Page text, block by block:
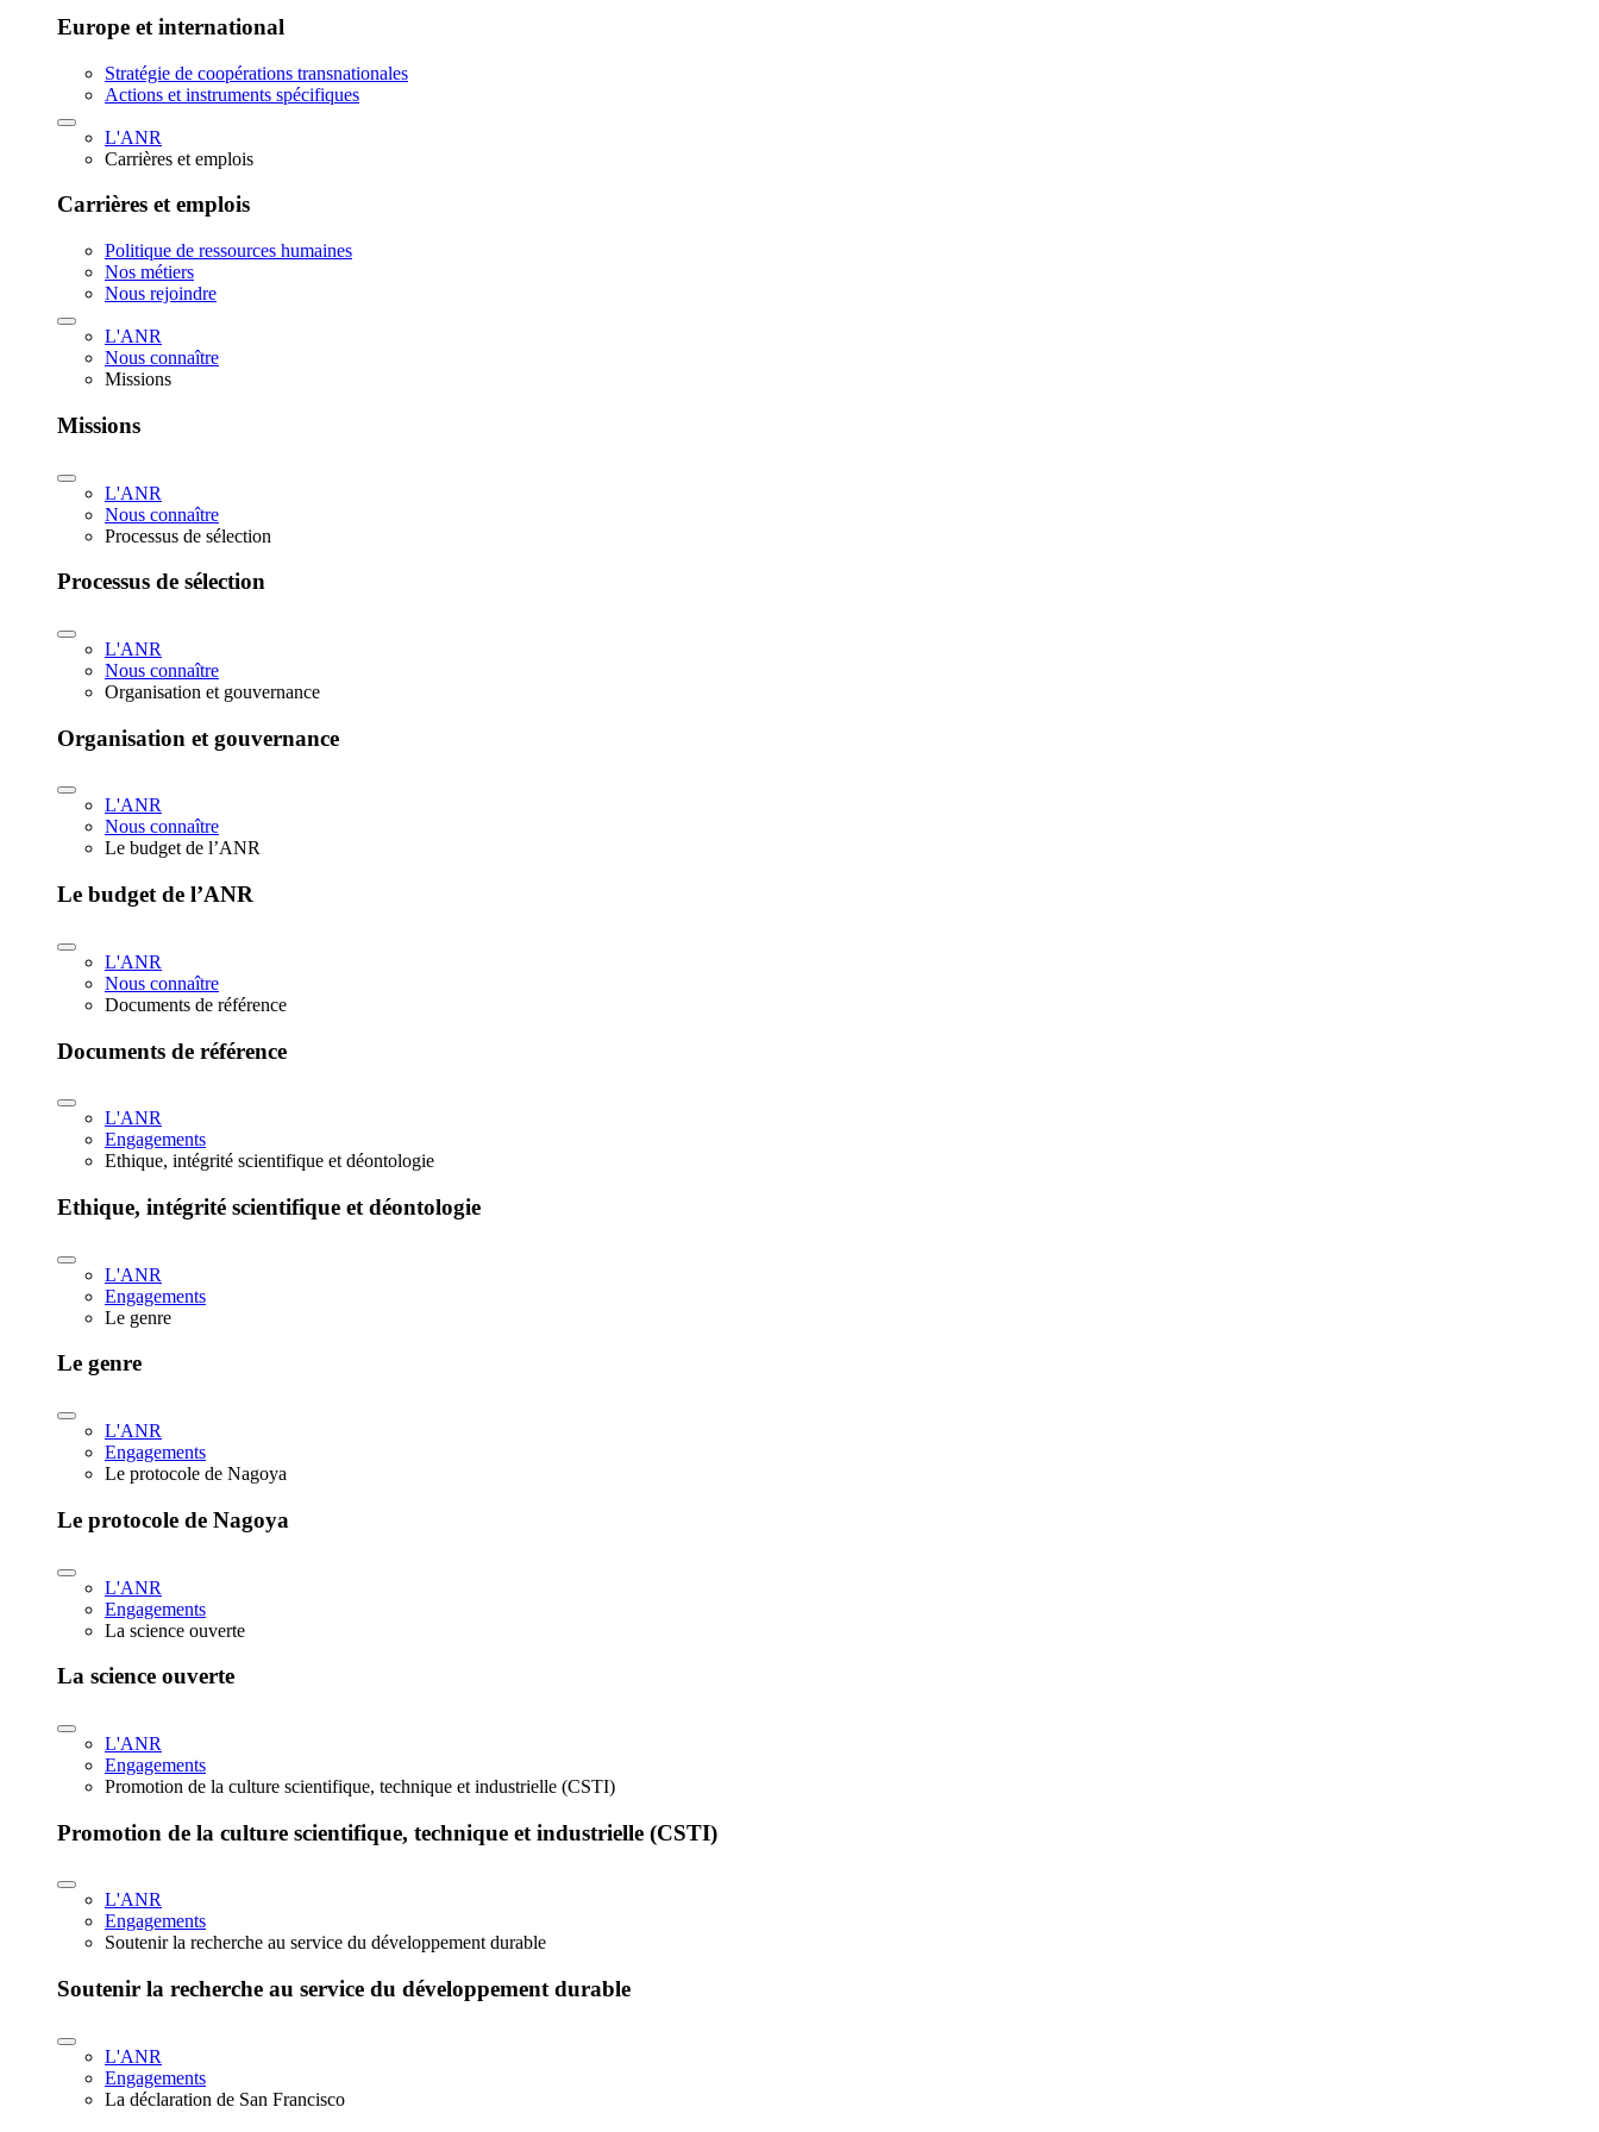
Europe et international
Stratégie de coopérations transnationales
Actions et instruments spécifiques
L'ANR
Carrières et emplois
Carrières et emplois
Politique de ressources humaines
Nos métiers
Nous rejoindre
L'ANR
Nous connaître
Missions
Missions
L'ANR
Nous connaître
Processus de sélection
Processus de sélection
L'ANR
Nous connaître
Organisation et gouvernance
Organisation et gouvernance
L'ANR
Nous connaître
Le budget de l’ANR
Le budget de l’ANR
L'ANR
Nous connaître
Documents de référence
Documents de référence
L'ANR
Engagements
Ethique, intégrité scientifique et déontologie
Ethique, intégrité scientifique et déontologie
L'ANR
Engagements
Le genre
Le genre
L'ANR
Engagements
Le protocole de Nagoya
Le protocole de Nagoya
L'ANR
Engagements
La science ouverte
La science ouverte
L'ANR
Engagements
Promotion de la culture scientifique, technique et industrielle (CSTI)
Promotion de la culture scientifique, technique et industrielle (CSTI)
L'ANR
Engagements
Soutenir la recherche au service du développement durable
Soutenir la recherche au service du développement durable
L'ANR
Engagements
La déclaration de San Francisco